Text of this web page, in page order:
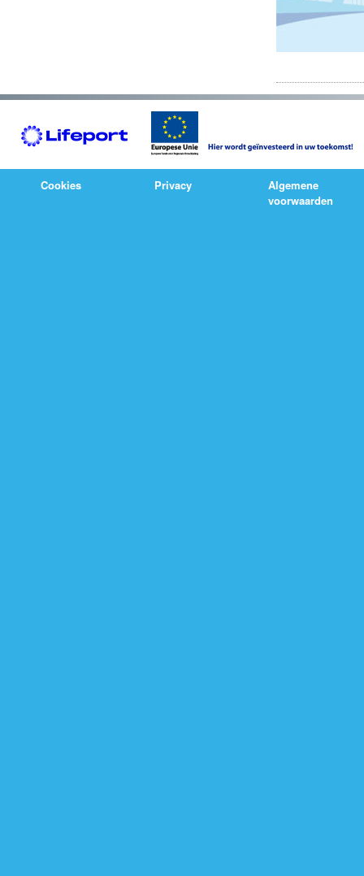
Cookies Privacy
Algemene
voorwaarden